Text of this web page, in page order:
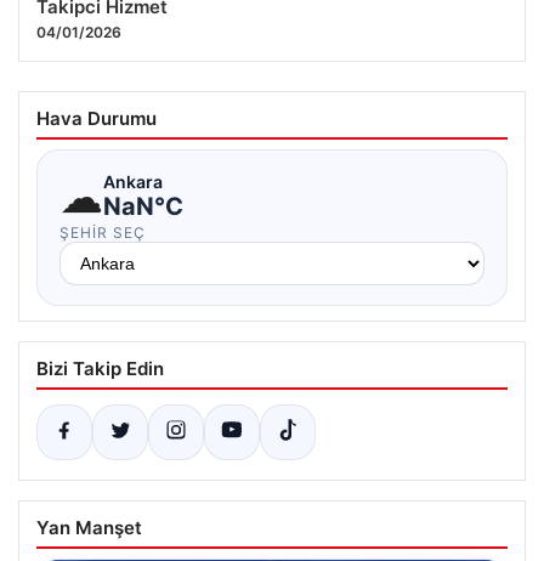
Takipci Hizmet
04/01/2026
Hava Durumu
☁Ankara
NaN°C
ŞEHIR SEÇ
Bizi Takip Edin
Yan Manşet